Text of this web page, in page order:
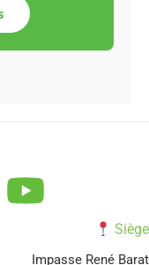
Siège
Impasse René Barat